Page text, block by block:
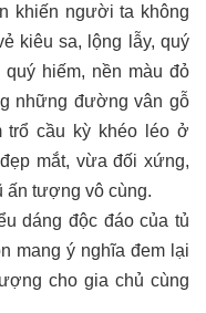
khiến người ta không
kiêu sa, lộng lẫy, quý
hiếm, nền màu đỏ
những đường vân gỗ
trổ cầu kỳ khéo léo ở
mắt, vừa đối xứng,
ấn tượng vô cùng.
dáng độc đáo của tủ
mang ý nghĩa đem lại
cho gia chủ cùng